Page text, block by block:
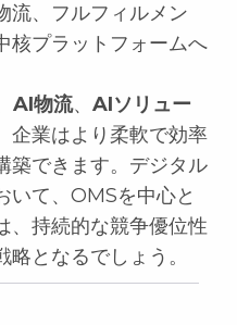
流、フルフィルメン
核プラットフォームへ
AI物流、 AIソリュー
企業はより柔軟で効率
築できます。デジタル
いて、OMSを中心と
、持続的な競争優位性
となるでしょう。